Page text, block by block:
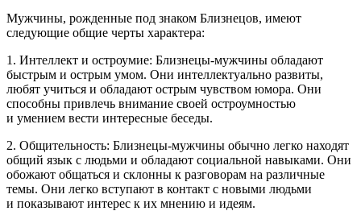
Мужчины, рожденные под знаком Близнецов, имеют
следующие общие черты характера:
1. Интеллект и остроумие: Близнецы-мужчины обладают
быстрым и острым умом. Они интеллектуально развиты,
любят учиться и обладают острым чувством юмора. Они
способны привлечь внимание своей остроумностью
и умением вести интересные беседы.
2. Общительность: Близнецы-мужчины обычно легко находят
общий язык с людьми и обладают социальной навыками. Они
обожают общаться и склонны к разговорам на различные
темы. Они легко вступают в контакт с новыми людьми
и показывают интерес к их мнению и идеям.